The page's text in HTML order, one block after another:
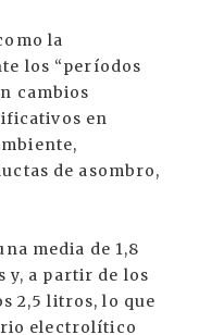
la
los “períodos
cambios
en
de asombro,
media de 1,8
y, a partir de los
2,5 litros, lo que
electrolítico